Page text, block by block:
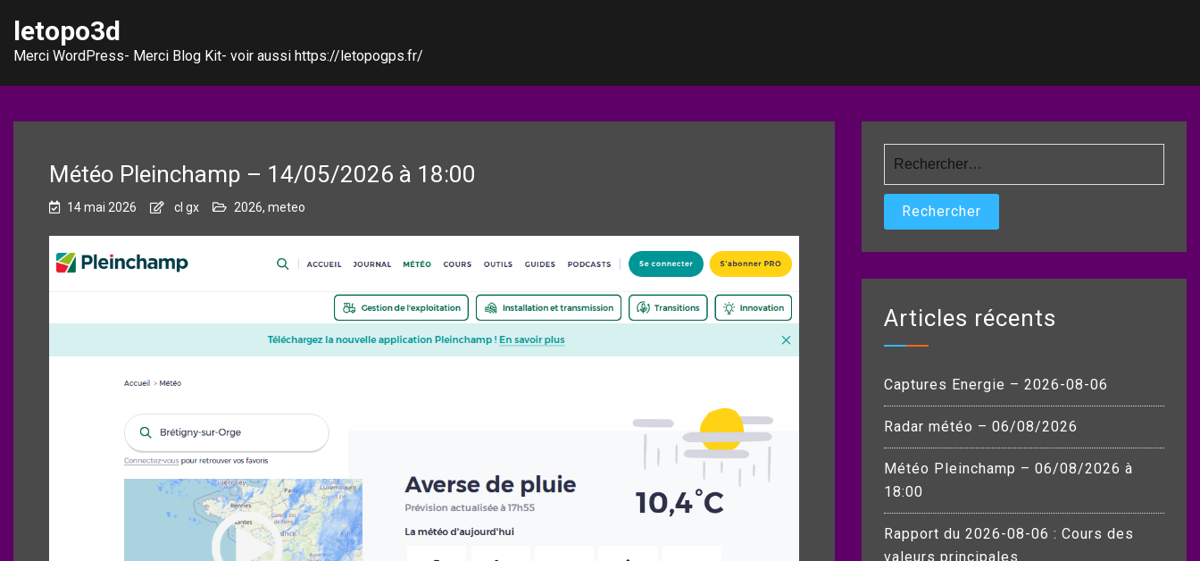
letopo3d
Merci WordPress- Merci Blog Kit- voir aussi https://letopogps.fr/
Météo Pleinchamp – 14/05/2026 à 18:00
14 mai 2026 cl gx 2026, meteo
Articles récents
Captures Energie – 2026-08-06
Radar météo – 06/08/2026
Météo Pleinchamp – 06/08/2026 à
18:00
Rapport du 2026-08-06 : Cours des
valeurs principales